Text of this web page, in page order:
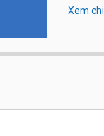
Qui mô
Xem